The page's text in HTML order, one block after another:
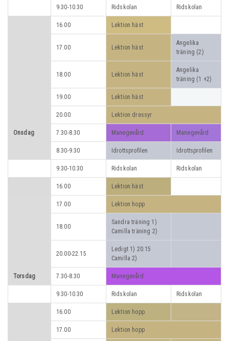
9.30-10.30 Ridskolan Ridskolan
16.00 Lektion häst
17.00 Lektion häst
Angelika
träning (2)
18.00 Lektion häst
Angelika
träning (1 +2)
19.00 Lektion häst
20.00 Lektion dressyr
Onsdag 7.30-8.30 Manegevård Manegevård
8.30-9.30 Idrottsprofilen Idrottsprofilen
9.30-10.30 Ridskolan Ridskolan
16.00 Lektion häst
17.00 Lektion hopp
18.00
Sandra träning 1)
Camilla träning 2)
20.00-22.15
Ledigt 1) 20.15
Camilla 2)
Torsdag 7.30-8.30 Manegevård
9.30-10.30 Ridskolan Ridskolan
16.00 Lektion hopp
17.00 Lektion hopp